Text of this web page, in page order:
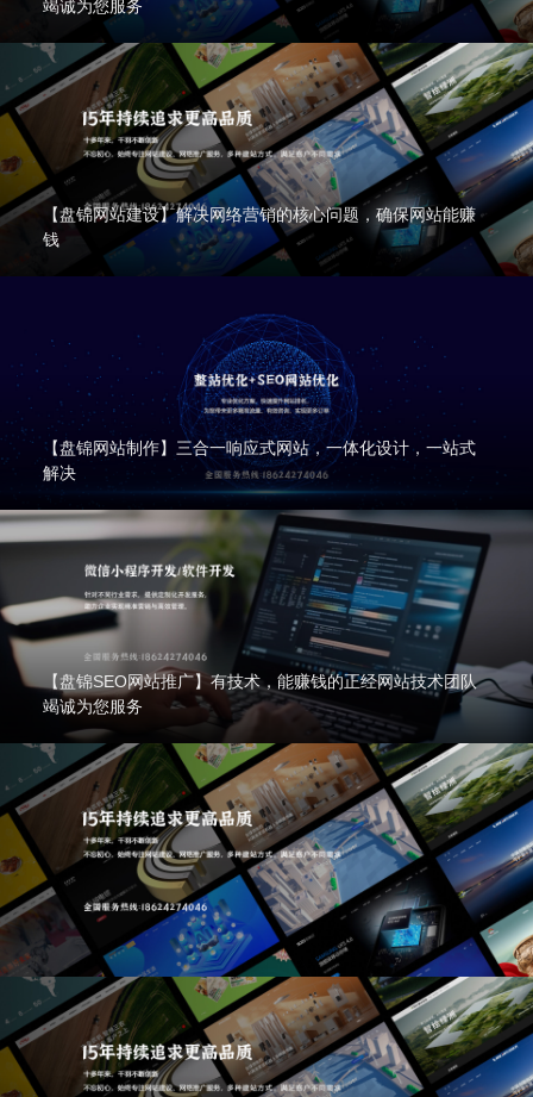
竭诚为您服务
【盘锦网站建设】解决网络营销的核心问题，确保网站能赚
钱
【盘锦网站制作】三合一响应式网站，一体化设计，一站式
解决
【盘锦SEO网站推广】有技术，能赚钱的正经网站技术团队
竭诚为您服务